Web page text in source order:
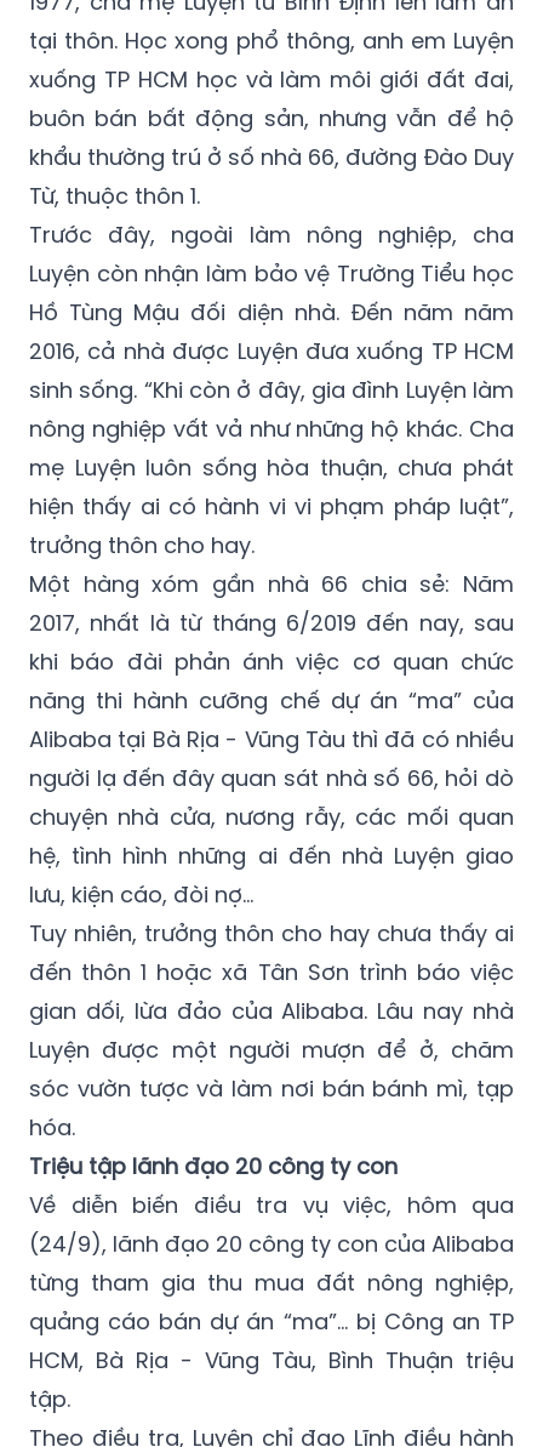
xuống TP HCM học và làm môi giới đất đai,
buôn bán bất động sản, nhưng vẫn để hộ
khẩu thường trú ở số nhà 66, đường Đào Duy
Từ, thuộc thôn 1.
Trước đây, ngoài làm nông nghiệp, cha
Luyện còn nhận làm bảo vệ Trường Tiểu học
Hồ Tùng Mậu đối diện nhà. Đến năm năm
2016, cả nhà được Luyện đưa xuống TP HCM
sinh sống. “Khi còn ở đây, gia đình Luyện làm
nông nghiệp vất vả như những hộ khác. Cha
mẹ Luyện luôn sống hòa thuận, chưa phát
hiện thấy ai có hành vi vi phạm pháp luật”,
trưởng thôn cho hay.
Một hàng xóm gần nhà 66 chia sẻ: Năm
2017, nhất là từ tháng 6/2019 đến nay, sau
khi báo đài phản ánh việc cơ quan chức
năng thi hành cưỡng chế dự án “ma” của
Alibaba tại Bà Rịa - Vũng Tàu thì đã có nhiều
người lạ đến đây quan sát nhà số 66, hỏi dò
chuyện nhà cửa, nương rẫy, các mối quan
hệ, tình hình những ai đến nhà Luyện giao
lưu, kiện cáo, đòi nợ...
Tuy nhiên, trưởng thôn cho hay chưa thấy ai
đến thôn 1 hoặc xã Tân Sơn trình báo việc
gian dối, lừa đảo của Alibaba. Lâu nay nhà
Luyện được một người mượn để ở, chăm
sóc vườn tược và làm nơi bán bánh mì, tạp
hóa.
Triệu tập lãnh đạo 20 công ty con
Về diễn biến điều tra vụ việc, hôm qua
(24/9), lãnh đạo 20 công ty con của Alibaba
từng tham gia thu mua đất nông nghiệp,
quảng cáo bán dự án “ma”... bị Công an TP
HCM, Bà Rịa - Vũng Tàu, Bình Thuận triệu
tập.
Theo điều tra, Luyện chỉ đạo Lĩnh điều hành
toàn bộ hoạt động của công ty. DN này